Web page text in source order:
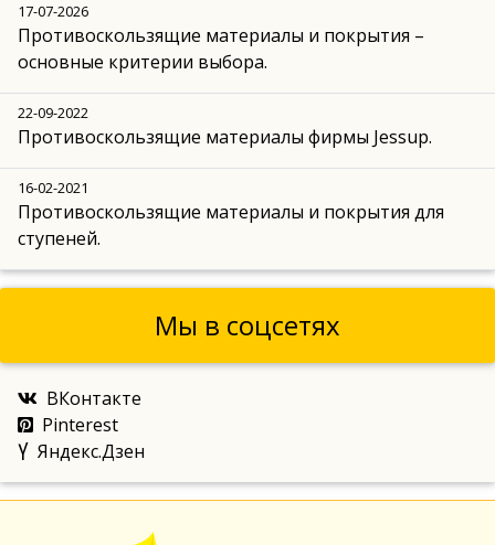
17-07-2026
Противоскользящие материалы и покрытия –
основные критерии выбора.
22-09-2022
Противоскользящие материалы фирмы Jessup.
16-02-2021
Противоскользящие материалы и покрытия для
ступеней.
Мы в соцсетях
ВКонтакте
Pinterest
Яндекс.Дзен